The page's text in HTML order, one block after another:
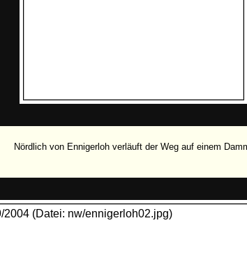
Nördlich von Ennigerloh verläuft der Weg auf einem